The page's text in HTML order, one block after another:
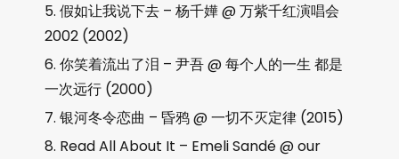
假如让我说下去 – 杨千嬅 @ 万紫千红演唱会
2002 (2002)
你笑着流出了泪 – 尹吾 @ 每个人的一生 都是
一次远行 (2000)
银河冬令恋曲 – 昏鸦 @ 一切不灭定律 (2015)
Read All About It – Emeli Sandé @ our